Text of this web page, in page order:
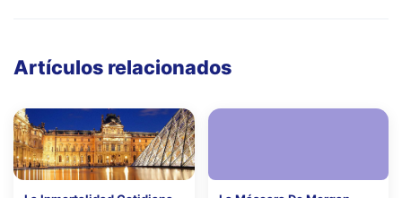
Artículos relacionados